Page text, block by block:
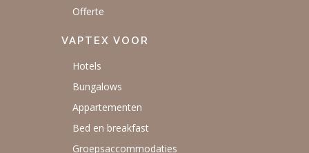
Offerte
VAPTEX VOOR
Hotels
Bungalows
Appartementen
Bed en breakfast
Groepsaccommodaties